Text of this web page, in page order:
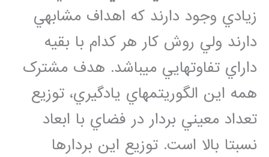
زيادي وجود دارند که اهداف مشابهي
دارند ولي روش کار هر کدام با بقيه
داراي تفاوت­هايي مي­باشد. هدف مشترک
همه اين الگوريتم­هاي يادگيري، توزيع
تعداد معيني بردار در فضاي با ابعاد
نسبتا بالا است. توزيع اين بردارها